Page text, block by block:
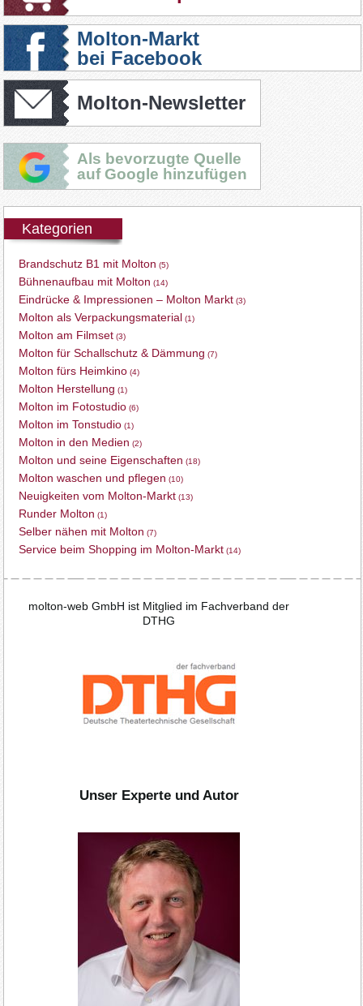
Molton-Markt
bei Facebook
Molton-Newsletter
Als bevorzugte Quelle
auf Google hinzufügen
Kategorien
Brandschutz B1 mit Molton (5)
Bühnenaufbau mit Molton (14)
Eindrücke & Impressionen – Molton Markt (3)
Molton als Verpackungsmaterial (1)
Molton am Filmset (3)
Molton für Schallschutz & Dämmung (7)
Molton fürs Heimkino (4)
Molton Herstellung (1)
Molton im Fotostudio (6)
Molton im Tonstudio (1)
Molton in den Medien (2)
Molton und seine Eigenschaften (18)
Molton waschen und pflegen (10)
Neuigkeiten vom Molton-Markt (13)
Runder Molton (1)
Selber nähen mit Molton (7)
Service beim Shopping im Molton-Markt (14)
molton-web GmbH ist Mitglied im Fachverband der
DTHG
Unser Experte und Autor